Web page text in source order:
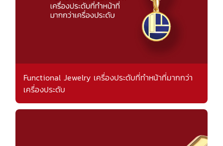
Functional Jewelry เครื่องประดับที่ทำหน้าที่มากกว่า
เครื่องประดับ